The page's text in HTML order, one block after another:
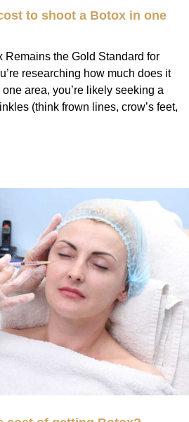
to shoot a Botox in one
Remains the Gold Standard for
researching how much does it
area, you’re likely seeking a
(think frown lines, crow’s feet,